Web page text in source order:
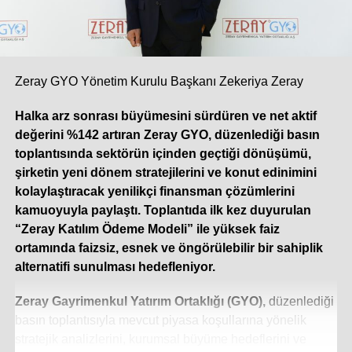
ölçüde artırdı. 2025’te 3 milyon adet bandına yaklaşan
Türkiye split klima pazarı, yükselen talebin de etkisiyle bu
yılın ilk beş ayında çift haneli bir büyüme ivmesi yakaladı.
Yılın geri kalanında da bu sıcak hava dalgasının etkisiyle
pazarın yüzde 10 ila 12 oranında ek bir büyüme
konumumuzun getirdiği sorumlulukla; klasik sezonluk
stok yaklaşımının ötesine geçen çevik üretim modelimiz,
güçlü tedarik zincirimiz ve geniş servis ağımızla, artan bu
talebe en hızlı ve güvenilir şekilde yanıt vermeye devam
ediyoruz.
Dijitalleşme iklimlendirme sistemlerinde
rekabet koşullarınızı nasıl değiştirdi? Veri
yönetimi ve gerçek zamanlı analiz, karar alma
Dijitalleşme, iklimlendirme sektöründe rekabeti yalnızca
Zeray GYO Yönetim Kurulu Başkanı Zekeriya Zeray
Halka arz sonrası büyümesini sürdüren ve net aktif
değerini %142 artıran Zeray GYO, düzenlediği basın
toplantısında sektörün içinden geçtiği dönüşümü,
şirketin yeni dönem stratejilerini ve konut edinimini
kolaylaştıracak yenilikçi finansman çözümlerini
kamuoyuyla paylaştı. Toplantıda ilk kez duyurulan
“Zeray Katılım Ödeme Modeli” ile yüksek faiz
ortamında faizsiz, esnek ve öngörülebilir bir sahiplik
alternatifi sunulması hedefleniyor.
Zeray Gayrimenkul Yatırım Ortaklığı (GYO), düzenlediği
basın toplantısıyla mevcut piyasa koşullarına yönelik